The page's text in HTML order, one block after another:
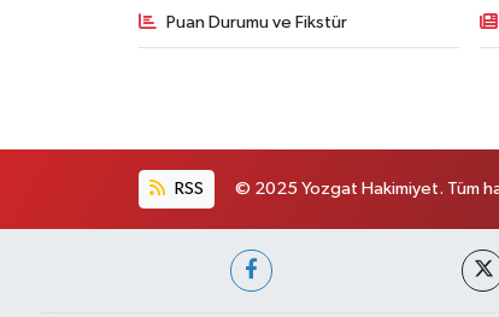
Puan Durumu ve Fikstür
RSS © 2025 Yozgat Hakimiyet. Tüm